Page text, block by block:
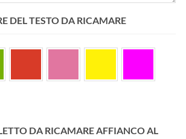
DEL TESTO DA RICAMARE
DA RICAMARE AFFIANCO AL